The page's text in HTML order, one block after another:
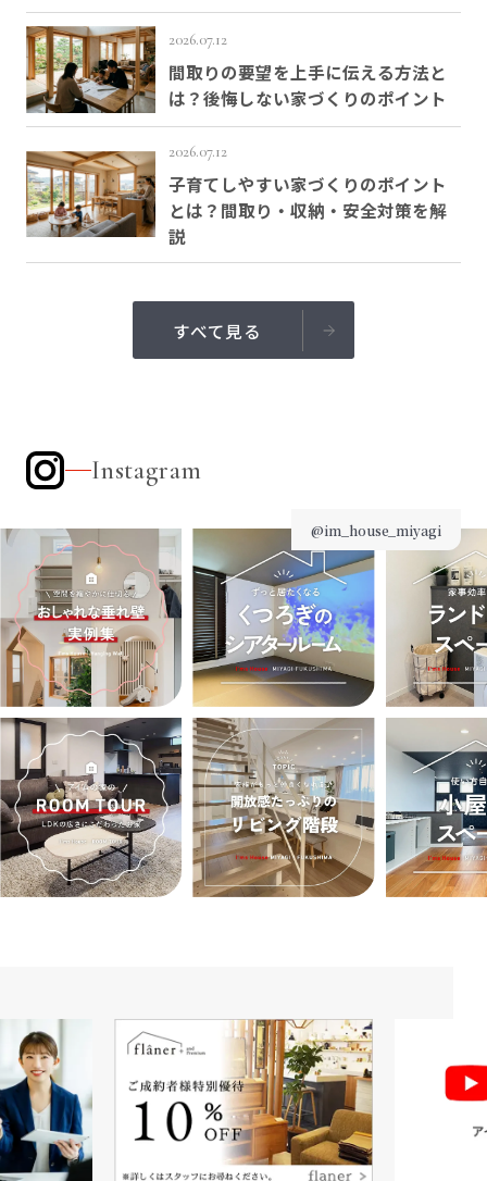
2026.07.12
間取りの要望を上手に伝える方法と
は？後悔しない家づくりのポイント
2026.07.12
子育てしやすい家づくりのポイント
とは？間取り・収納・安全対策を解
説
すべて見る
Instagram
@im_house_miyagi